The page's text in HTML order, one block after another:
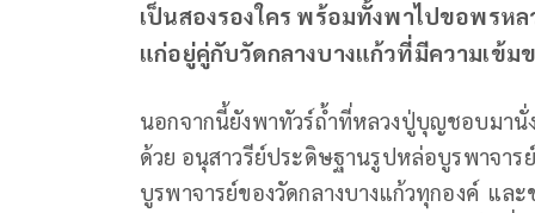
เป็นสองรองใคร พร้อมทั้งพาไปขอพรห
แก่อยู่คู่กับวัดกลางบางแก้วที่มีความเข้ม
นอกจากนี้ยังพาทัวร์ถ้ำที่หลวงปู่บุญชอบมา
ด้วย อนุสาวรีย์ประดิษฐานรูปหล่อบูรพาจา
บูรพาจารย์ของวัดกลางบางแก้วทุกองค์ แ